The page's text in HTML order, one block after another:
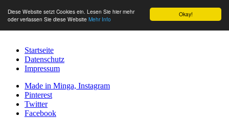
Okay!
Diese Website setzt Cookies ein. Lesen Sie hier mehr
oder verlassen Sie diese Website Mehr Info
Startseite
Datenschutz
Impressum
Made in Minga, Instagram
Pinterest
Twitter
Facebook